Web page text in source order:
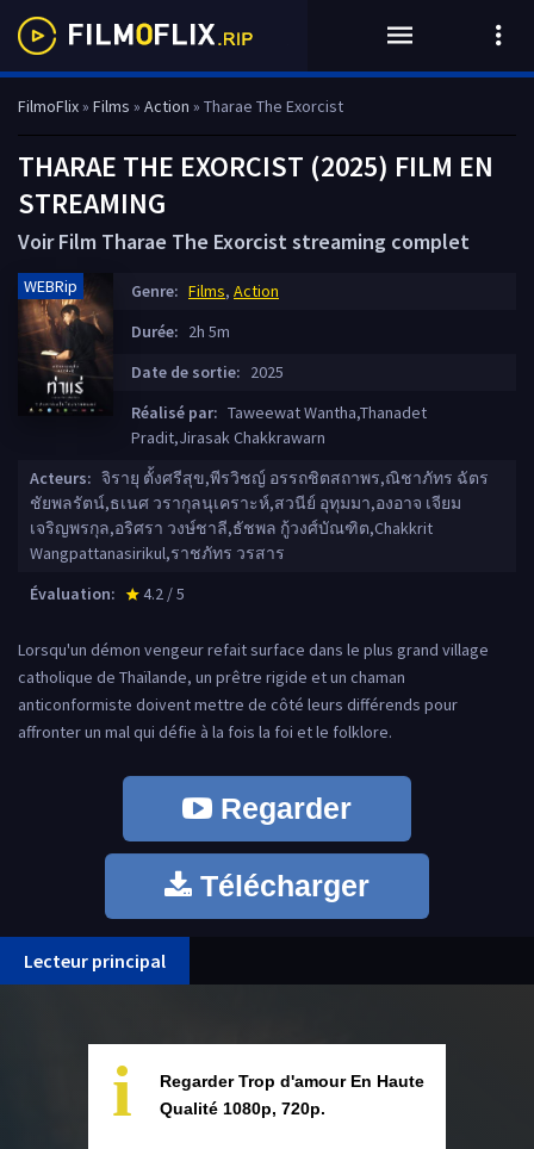
FilmoFlix» Films » Action » Tharae The Exorcist
THARAE THE EXORCIST (2025) FILM EN
STREAMING
Voir Film Tharae The Exorcist streaming complet
WEBRip Genre: Films, Action
Durée: 2h 5m
Date de sortie: 2025
Réalisé par: Taweewat Wantha,Thanadet
Pradit,Jirasak Chakkrawarn
Acteurs: จิรายุ ตั้งศรีสุข,พีรวิชญ์ อรรถชิตสถาพร,ณิชาภัทร ฉัตร
ชัยพลรัตน์,ธเนศ วรากุลนุเคราะห์,สวนีย์ อุทุมมา,องอาจ เจียม
เจริญพรกุล,อริศรา วงษ์ชาลี,ธัชพล กู้วงศ์บัณฑิต,Chakkrit
Wangpattanasirikul,ราชภัทร วรสาร
Évaluation:
star_rate
4.2 / 5
Lorsqu'un démon vengeur refait surface dans le plus grand village
catholique de Thaïlande, un prêtre rigide et un chaman
anticonformiste doivent mettre de côté leurs différends pour
affronter un mal qui défie à la fois la foi et le folklore.
Regarder
Télécharger
Lecteur principal
i
Regarder Trop d'amour En Haute
Qualité 1080p, 720p.